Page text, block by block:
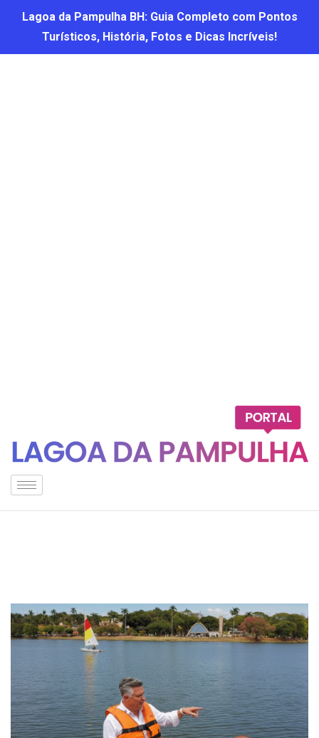
Lagoa da Pampulha BH: Guia Completo com Pontos
Turísticos, História, Fotos e Dicas Incríveis!